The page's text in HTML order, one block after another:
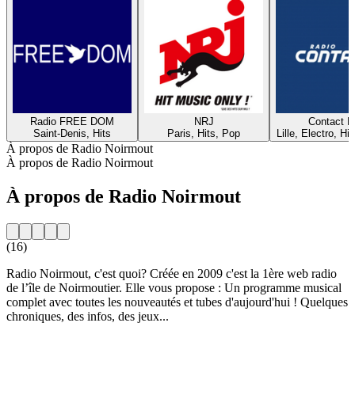
Radio FREE DOM
Saint-Denis, Hits
NRJ
Paris, Hits, Pop
Contact
Lille, Electro,
À propos de Radio Noirmout
À propos de Radio Noirmout
À propos de Radio Noirmout
(16)
Radio Noirmout, c'est quoi? Créée en 2009 c'est la 1ère web radio
de l’île de Noirmoutier. Elle vous propose : Un programme musical
complet avec toutes les nouveautés et tubes d'aujourd'hui ! Quelques
chroniques, des infos, des jeux...